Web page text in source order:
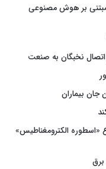
مبتنی بر هوش مصنوعی
اتصال نخبگان به صنعت
بیماران
«اسطوره الکترومغناطیس»